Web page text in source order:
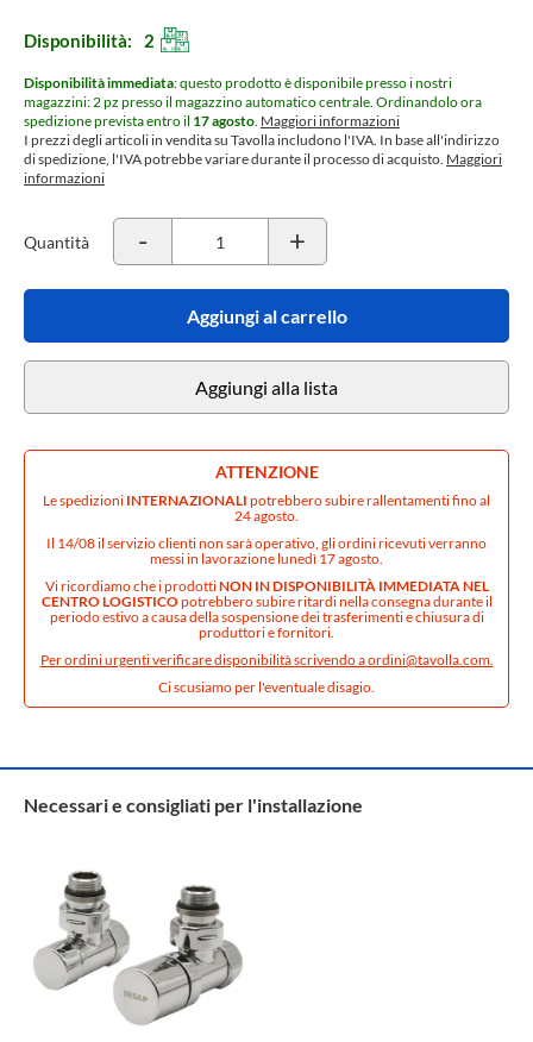
Disponibilità: 2
Disponibilità immediata: questo prodotto è disponibile presso i nostri
magazzini: 2 pz presso il magazzino automatico centrale. Ordinandolo ora
spedizione prevista entro il 17 agosto. Maggiori informazioni
I prezzi degli articoli in vendita su Tavolla includono l'IVA. In base all'indirizzo
di spedizione, l'IVA potrebbe variare durante il processo di acquisto. Maggiori
informazioni
Quantità - +
Aggiungi al carrello
Aggiungi alla lista
ATTENZIONE
Le spedizioni INTERNAZIONALI potrebbero subire rallentamenti fino al
24 agosto.
Il 14/08 il servizio clienti non sarà operativo, gli ordini ricevuti verranno
messi in lavorazione lunedì 17 agosto.
Vi ricordiamo che i prodottiNON IN DISPONIBILITÀ IMMEDIATA NEL
CENTRO LOGISTICOpotrebbero subire ritardi nella consegna durante il
periodo estivo a causa della sospensione dei trasferimenti e chiusura di
produttori e fornitori.
Per ordini urgenti verificare disponibilità scrivendo aordini@tavolla.com.
Ci scusiamo per l'eventuale disagio.
Necessari e consigliati per l'installazione